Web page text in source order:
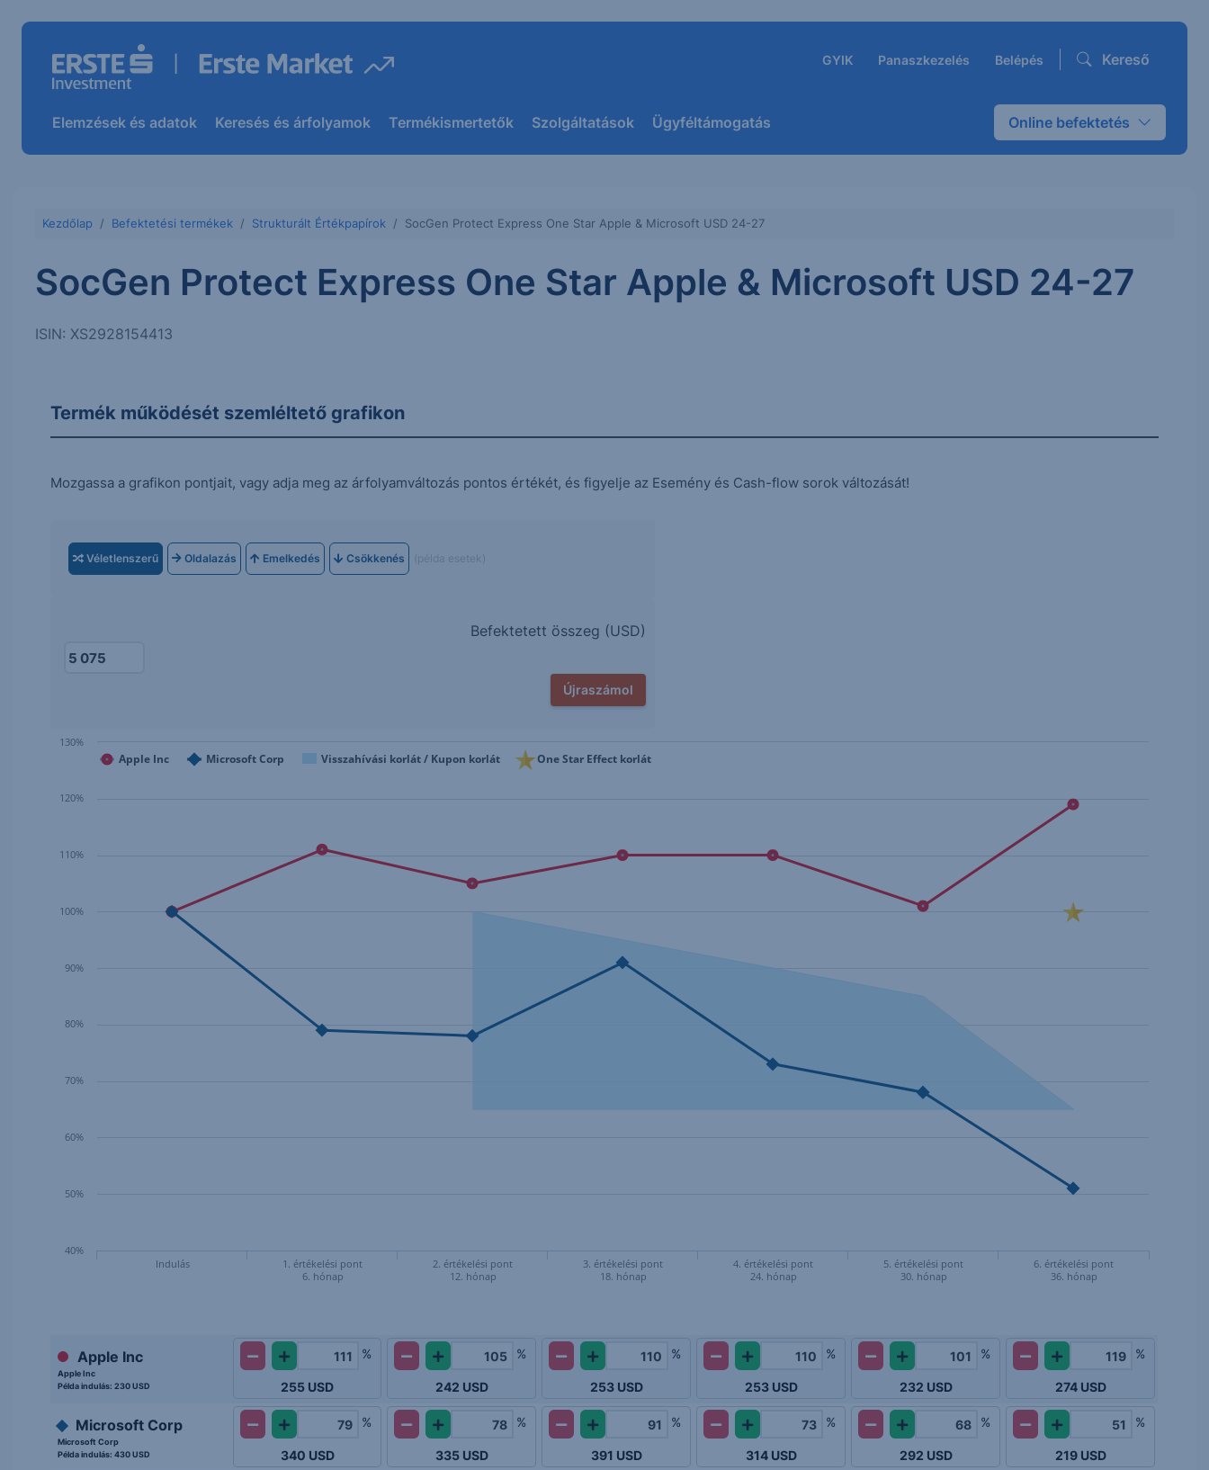
GYIK Panaszkezelés Belépés Kereső
Elemzések és adatok Keresés és árfolyamok Termékismertetők Szolgáltatások Ügyféltámogatás Online befektetés
Kezdőlap Befektetési termékek Strukturált Értékpapírok SocGen Protect Express One Star Apple & Microsoft USD 24-27
SocGen Protect Express One Star Apple & Microsoft USD 24-27
ISIN: XS2928154413
Termék működését szemléltető grafikon
Mozgassa a grafikon pontjait, vagy adja meg az árfolyamváltozás pontos értékét, és figyelje az Esemény és Cash-flow sorok változását!
Véletlenszerű Oldalazás Emelkedés Csökkenés (példa esetek)
Befektetett összeg (USD)
Újraszámol
Apple Inc Microsoft Corp Visszahívási korlát / Kupon korlát One Star Effect korlát
Indulás
1. értékelési pont
6. hónap
2. értékelési pont
12. hónap
3. értékelési pont
18. hónap
4. értékelési pont
24. hónap
5. értékelési pont
30. hónap
6. értékelési pont
36. hónap
40%
60%
80%
100%
120%
50%
70%
90%
110%
130%
Apple Inc
Apple Inc
Példa indulás:230 USD
%
255 USD
%
242 USD
%
253 USD
%
253 USD
%
232 USD
%
274 USD
Microsoft Corp
Microsoft Corp
Példa indulás:430 USD
%
340 USD
%
335 USD
%
391 USD
%
314 USD
%
292 USD
%
219 USD